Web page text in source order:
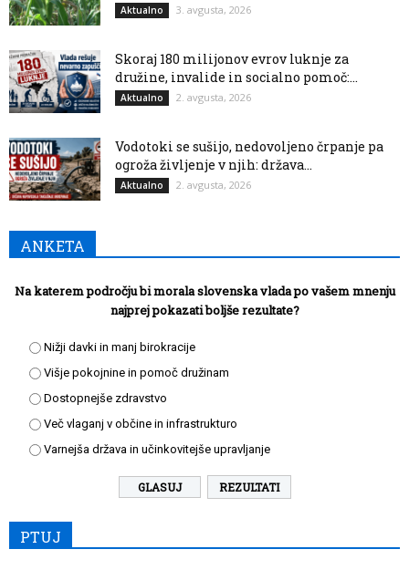
Aktualno 3. avgusta, 2026
Skoraj 180 milijonov evrov luknje za
družine, invalide in socialno pomoč:...
Aktualno 2. avgusta, 2026
Vodotoki se sušijo, nedovoljeno črpanje pa
ogroža življenje v njih: država...
Aktualno 2. avgusta, 2026
ANKETA
Na katerem področju bi morala slovenska vlada po vašem mnenju
najprej pokazati boljše rezultate?
Nižji davki in manj birokracije
Višje pokojnine in pomoč družinam
Dostopnejše zdravstvo
Več vlaganj v občine in infrastrukturo
Varnejša država in učinkovitejše upravljanje
REZULTATI
PTUJ